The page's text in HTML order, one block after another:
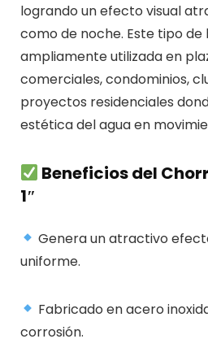
logrando un efecto visual
como de noche. Este tipo de
ampliamente utilizada en
comerciales, condominios,
proyectos residenciales
estética del agua en
Beneficios del
1″
Genera un atractivo
uniforme.
Fabricado en acero
corrosión.